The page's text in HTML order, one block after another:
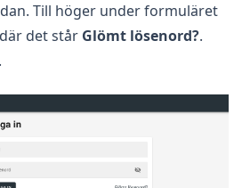
Till höger under formuläret
det står Glömt lösenord?.